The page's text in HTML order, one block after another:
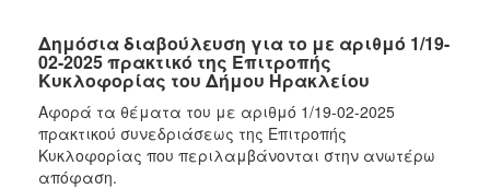
Δημόσια διαβούλευση για το με αριθμό 1/19-
02-2025 πρακτικό της Επιτροπής
Κυκλοφορίας του Δήμου Ηρακλείου
Αφορά τα θέματα του με αριθμό 1/19-02-2025
πρακτικού συνεδριάσεως της Επιτροπής
Κυκλοφορίας που περιλαμβάνονται στην ανωτέρω
απόφαση.